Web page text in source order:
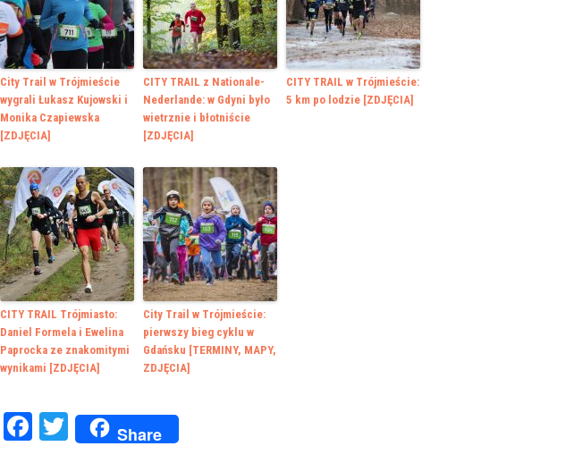
City Trail w Trójmieście
wygrali Łukasz Kujowski i
Monika Czapiewska
[ZDJĘCIA]
CITY TRAIL z Nationale-
Nederlande: w Gdyni było
wietrznie i błotniście
[ZDJĘCIA]
CITY TRAIL w Trójmieście:
5 km po lodzie [ZDJĘCIA]
CITY TRAIL Trójmiasto:
Daniel Formela i Ewelina
Paprocka ze znakomitymi
wynikami [ZDJĘCIA]
City Trail w Trójmieście:
pierwszy bieg cyklu w
Gdańsku [TERMINY, MAPY,
ZDJĘCIA]
Facebook
Twitter
Share